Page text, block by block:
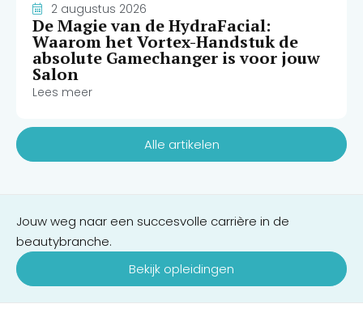
2 augustus 2026
De Magie van de HydraFacial:
Waarom het Vortex-Handstuk de
absolute Gamechanger is voor jouw
Salon
Lees meer
Alle artikelen
Jouw weg naar een succesvolle carrière in de
beautybranche.
Bekijk opleidingen